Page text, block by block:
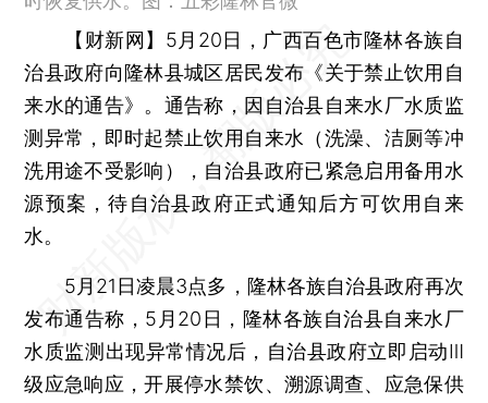
【财新网】 5月20日，广西百色市隆林各族自
治县政府向隆林县城区居民发布《关于禁止饮用自
来水的通告》。通告称，因自治县自来水厂水质监
测异常，即时起禁止饮用自来水（洗澡、洁厕等冲
洗用途不受影响），自治县政府已紧急启用备用水
源预案，待自治县政府正式通知后方可饮用自来
水。
5月21日凌晨3点多，隆林各族自治县政府再次
发布通告称，5月20日，隆林各族自治县自来水厂
水质监测出现异常情况后，自治县政府立即启动Ⅲ
级应急响应，开展停水禁饮、溯源调查、应急保供